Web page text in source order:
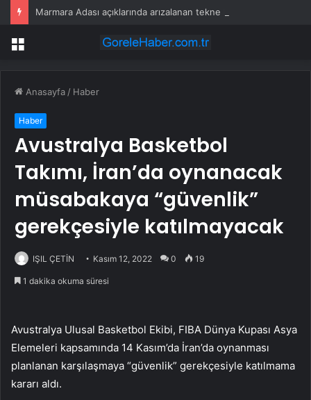
Marmara Adası açıklarında arızalanan tekne kurtarıldı
Menü
Anasayfa / Haber
Haber
Avustralya Basketbol
Takımı, İran’da oynanacak
müsabakaya “güvenlik”
gerekçesiyle katılmayacak
IŞIL ÇETİN Kasım 12, 2022 0 19
1 dakika okuma süresi
Avustralya Ulusal Basketbol Ekibi, FIBA Dünya Kupası Asya
Elemeleri kapsamında 14 Kasım’da İran’da oynanması
planlanan karşılaşmaya “güvenlik” gerekçesiyle katılmama
kararı aldı.